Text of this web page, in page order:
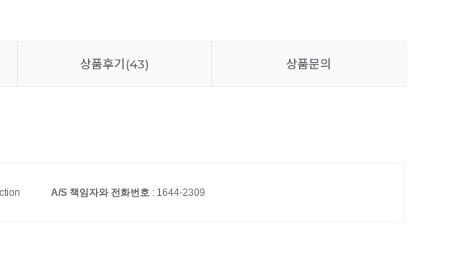
상품후기(43) 상품문의
A/S 책임자와 전화번호 : 1644-2309